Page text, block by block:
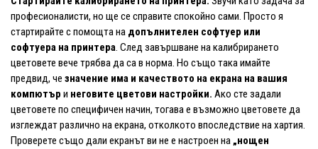
професионалисти, но ще се справите спокойно сами. Просто я
стартирайте с помощта на допълнителен софтуер или
софтуера на принтера. След завършване на калибрирането
цветовете вече трябва да са в норма. Но също така имайте
предвид, че значение има и качеството на екрана на вашия
компютър и неговите цветови настройки. Ако сте задали
цветовете по специфичен начин, тогава е възможно цветовете да
изглеждат различно на екрана, отколкото впоследствие на хартия.
Проверете също дали екранът ви не е настроен на „нощен